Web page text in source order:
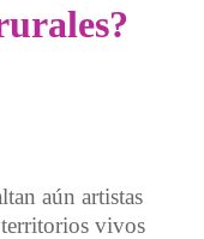
aún artistas
vivos